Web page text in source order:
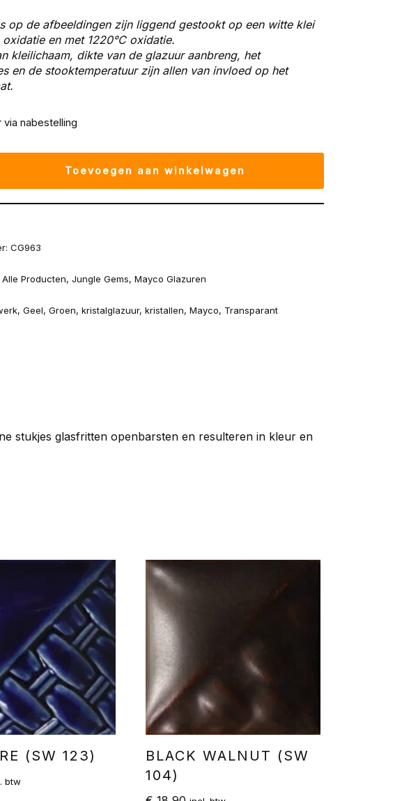
op de afbeeldingen zijn liggend gestookt op een witte klei
oxidatie en met 1220°C oxidatie.
kleilichaam, dikte van de glazuur aanbreng, het
en de stooktemperatuur zijn allen van invloed op het
via nabestelling
Toevoegen aan winkelwagen
CG963
Alle Producten, Jungle Gems, Mayco Glazuren
, Geel, Groen, kristalglazuur, kristallen, Mayco, Transparant
stukjes glasfritten openbarsten en resulteren in kleur en
(SW 123)
btw
BLACK WALNUT (SW
104)